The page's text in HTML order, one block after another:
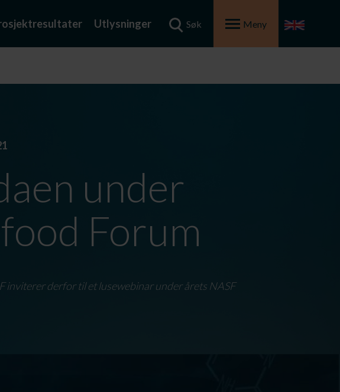
Utlysninger Søk Meny
under
Forum
inviterer derfor til et lusewebinar under årets NASF